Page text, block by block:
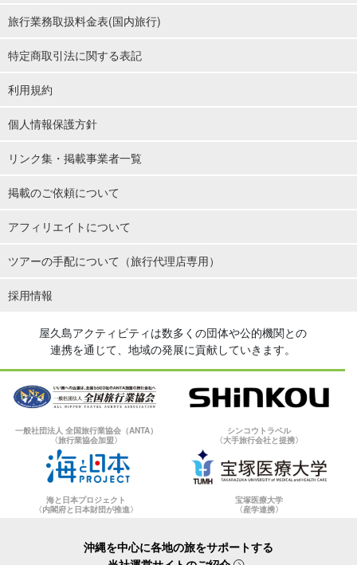
旅行業務取扱料金表(国内旅行)
特定商取引法に関する表記
利用規約
個人情報保護方針
リンク集・掲載事業者一覧
掲載のご依頼について
アフィリエイトについて
ツアーの手配について（旅行代理店専用）
採用情報
屋久島アクティビティは数多くの団体や公的機関との
連携を通じて、地域の発展に貢献していきます。
一般社団法人 全国旅行業協会（ANTA）
〈旅行業協会加盟〉
シンコウトラベル
〈大手旅行会社と提携〉
海と日本プロジェクト
〈内閣府と日本財団が推進〉
宝塚医療大学
〈産学連携〉
沖縄を中心に各地の旅をサポートする